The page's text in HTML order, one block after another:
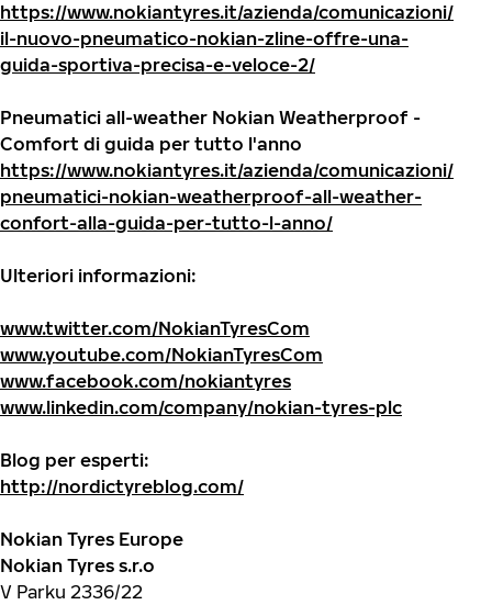
https://www.nokiantyres.it/azienda/comunicazioni/
il-nuovo-pneumatico-nokian-zline-offre-una-
guida-sportiva-precisa-e-veloce-2/
Pneumatici all-weather Nokian Weatherproof -
Comfort di guida per tutto l'anno
https://www.nokiantyres.it/azienda/comunicazioni/
pneumatici-nokian-weatherproof-all-weather-
confort-alla-guida-per-tutto-l-anno/
Ulteriori informazioni:
www.twitter.com/NokianTyresCom
www.youtube.com/NokianTyresCom
www.facebook.com/nokiantyres
www.linkedin.com/company/nokian-tyres-plc
Blog per esperti:
http://nordictyreblog.com/
Nokian Tyres Europe
Nokian Tyres s.r.o
V Parku 2336/22